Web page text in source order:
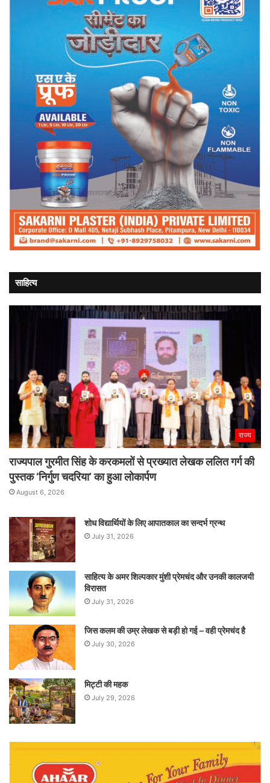
साहित्य
राज्य
राज्यपाल गुरमीत सिंह के करकमलों से प्रख्यात लेखक ललित गर्ग की
पुस्तक ‘निर्गुण चदरिया’ का हुआ लोकार्पण
August 6, 2026
शोध विद्यार्थियों के लिए आपातकाल का सन्दर्भ ग्रन्थ
July 31, 2026
साहित्य के अमर शिल्पकार मुंशी प्रेमचंद और उनकी कालजयी
विरासत
July 31, 2026
जिस कलम की उम्र लेखक से बड़ी हो गई – वही प्रेमचंद है
July 30, 2026
मिट्टी की महक
July 29, 2026